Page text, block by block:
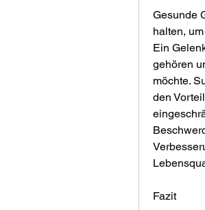
Gesunde
halten,
Ein
gehören
möchte.
den
Fazit